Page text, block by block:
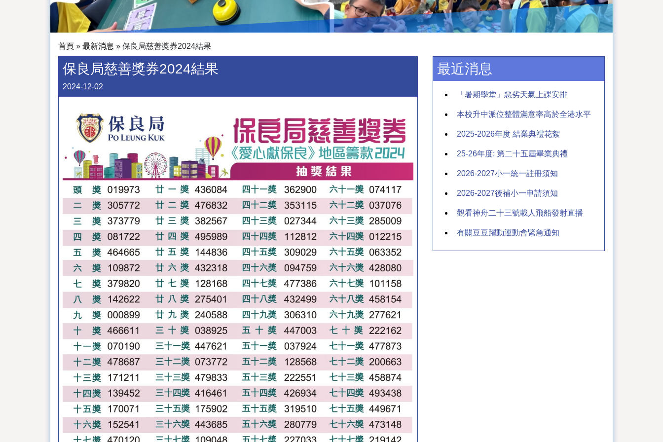
首頁 » 最新消息 » 保良局慈善獎券2024結果
保良局慈善獎券2024結果
2024-12-02
最近消息
「暑期學堂」惡劣天氣上課安排
本校升中派位整體滿意率高於全港水平
2025-2026年度 結業典禮花絮
25-26年度: 第二十五屆畢業典禮
2026-2027小一統一註冊須知
2026-2027後補小一申請須知
觀看神舟二十三號載人飛船發射直播
有關豆豆躍動運動會緊急通知